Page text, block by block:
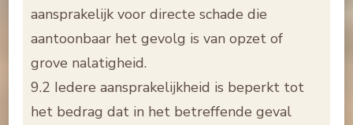
aansprakelijk voor directe schade die
aantoonbaar het gevolg is van opzet of
grove nalatigheid.
9.2 Iedere aansprakelijkheid is beperkt tot
het bedrag dat in het betreffende geval